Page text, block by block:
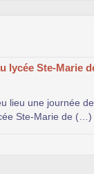
lycée Ste-Marie
lieu une journée
Ste-Marie de (…)